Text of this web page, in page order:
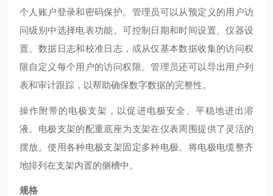
个人账户登录和密码保护。管理员可以从预定义的用户访
问级别中选择电表功能。可控制日期和时间设置、仪器设
置、数据日志和校准日志，或从仅基本数据收集的访问权
限自定义每个用户的访问权限。管理员还可以导出用户列
表和审计跟踪，以帮助确保数字数据的完整性。
操作附带的电极支架，以促进电极安全、平稳地进出溶
液。电极支架的配重底座为支架在仪表周围提供了灵活的
摆放。使用各种电极支架固定多种电极。将电极电缆整齐
地排列在支架内置的侧槽中。
规格